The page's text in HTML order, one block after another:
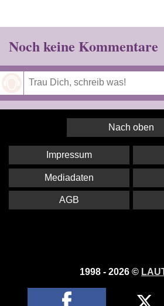
Noch keine Kommentare
Nach oben
1998 - 2026 ©
Impressum
Mediadaten
AGB